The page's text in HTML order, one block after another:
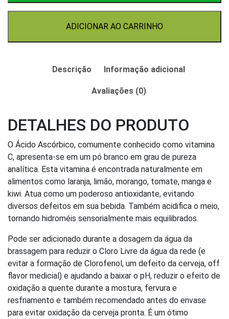
quantidade
ADICIONAR AO CARRINHO
Descrição Informação adicional
Avaliações (0)
DETALHES DO PRODUTO
O Ácido Ascórbico, comumente conhecido como vitamina
C, apresenta-se em um pó branco em grau de pureza
analítica. Esta vitamina é encontrada naturalmente em
alimentos como laranja, limão, morango, tomate, manga e
kiwi. Atua como um poderoso antioxidante, evitando
diversos defeitos em sua bebida. Também acidifica o meio,
tornando hidroméis sensorialmente mais equilibrados.
Pode ser adicionado durante a dosagem da água da
brassagem para reduzir o Cloro Livre da água da rede (e
evitar a formação de Clorofenol, um defeito da cerveja, off
flavor medicial) e ajudando a baixar o pH, reduzir o efeito de
oxidação a quente durante a mostura, fervura e
resfriamento e também recomendado antes do envase
para evitar oxidação da cerveja pronta. É um ótimo